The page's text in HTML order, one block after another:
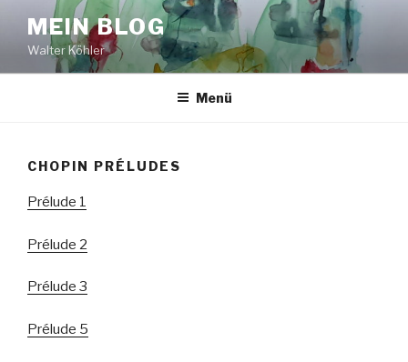
Inhalt
springen
MEIN BLOG
Walter Köhler
Menü
CHOPIN PRÉLUDES
Prélude 1
Prélude 2
Prélude 3
Prélude 5